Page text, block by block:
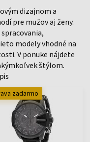
dizajnom a
pre mužov aj ženy.
modely vhodné na
V ponuke nájdete
štýlom.
zadarmo